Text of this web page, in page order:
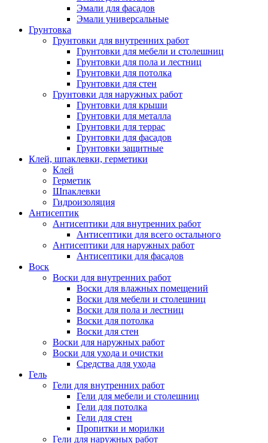
Эмали для фасадов
Эмали универсальные
Грунтовка
Грунтовки для внутренних работ
Грунтовки для мебели и столешниц
Грунтовки для пола и лестниц
Грунтовки для потолка
Грунтовки для стен
Грунтовки для наружных работ
Грунтовки для крыши
Грунтовки для металла
Грунтовки для террас
Грунтовки для фасадов
Грунтовки защитные
Клей, шпаклевки, герметики
Клей
Герметик
Шпаклевки
Гидроизоляция
Антисептик
Антисептики для внутренних работ
Антисептики для всего остального
Антисептики для наружных работ
Антисептики для фасадов
Воск
Воски для внутренних работ
Воски для влажных помещений
Воски для мебели и столешниц
Воски для пола и лестниц
Воски для потолка
Воски для стен
Воски для наружных работ
Воски для ухода и очистки
Средства для ухода
Гель
Гели для внутренних работ
Гели для мебели и столешниц
Гели для потолка
Гели для стен
Пропитки и морилки
Гели для наружных работ